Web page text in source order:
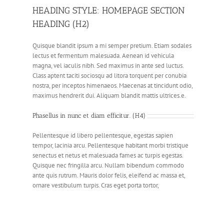
HEADING STYLE: HOMEPAGE SECTION
HEADING (H2)
Quisque blandit ipsum a mi semper pretium. Etiam sodales
lectus et fermentum malesuada. Aenean id vehicula
magna, vel iaculis nibh. Sed maximus in ante sed luctus.
Class aptent taciti sociosqu ad litora torquent per conubia
nostra, per inceptos himenaeos. Maecenas at tincidunt odio,
maximus hendrerit dui. Aliquam blandit mattis ultrices.e.
Phasellus in nunc et diam efficitur. (H4)
Pellentesque id libero pellentesque, egestas sapien
tempor, lacinia arcu. Pellentesque habitant morbi tristique
senectus et netus et malesuada fames ac turpis egestas.
Quisque nec fringilla arcu. Nullam bibendum commodo
ante quis rutrum. Mauris dolor felis, eleifend ac massa et,
ornare vestibulum turpis. Cras eget porta tortor,